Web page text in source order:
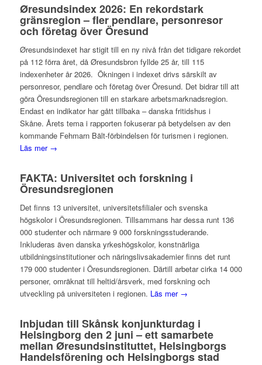
Øresundsindex 2026: En rekordstark
gränsregion – fler pendlare, personresor
och företag över Öresund
Øresundsindexet har stigit till en ny nivå från det tidigare rekordet
på 112 förra året, då Øresundsbron fyllde 25 år, till 115
indexenheter år 2026. Ökningen i indexet drivs särskilt av
personresor, pendlare och företag över Öresund. Det bidrar till att
göra Öresundsregionen till en starkare arbetsmarknadsregion.
Endast en indikator har gått tillbaka – danska fritidshus i
Skåne. Årets tema i rapporten fokuserar på betydelsen av den
kommande Fehmarn Bält-förbindelsen för turismen i regionen.
Läs mer →
FAKTA: Universitet och forskning i
Öresundsregionen
Det finns 13 universitet, universitetsfilialer och svenska
högskolor i Öresundsregionen. Tillsammans har dessa runt 136
000 studenter och närmare 9 000 forskningsstuderande.
Inkluderas även danska yrkeshögskolor, konstnärliga
utbildningsinstitutioner och näringslivsakademier finns det runt
179 000 studenter i Öresundsregionen. Därtill arbetar cirka 14 000
personer, omräknat till heltid/årsverk, med forskning och
utveckling på universiteten i regionen. Läs mer →
Inbjudan till Skånsk konjunkturdag i
Helsingborg den 2 juni – ett samarbete
mellan Øresundsinstituttet, Helsingborgs
Handelsförening och Helsingborgs stad